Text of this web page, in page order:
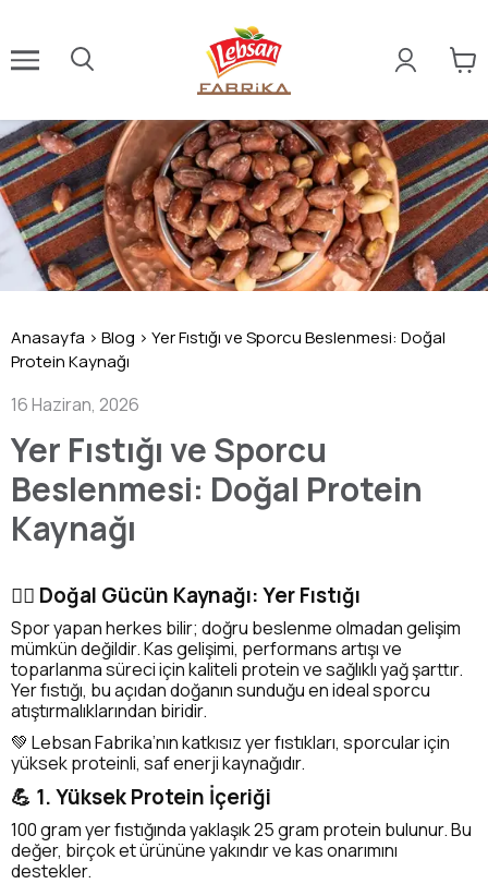
Anasayfa > Blog > Yer Fıstığı ve Sporcu Beslenmesi: Doğal
Protein Kaynağı
16 Haziran, 2026
Yer Fıstığı ve Sporcu
Beslenmesi: Doğal Protein
Kaynağı
🏋️‍♂️ Doğal Gücün Kaynağı: Yer Fıstığı
Spor yapan herkes bilir; doğru beslenme olmadan gelişim
mümkün değildir. Kas gelişimi, performans artışı ve
toparlanma süreci için kaliteli protein ve sağlıklı yağ şarttır.
Yer fıstığı, bu açıdan doğanın sunduğu en ideal sporcu
atıştırmalıklarından biridir.
💚 Lebsan Fabrika’nın katkısız yer fıstıkları, sporcular için
yüksek proteinli, saf enerji kaynağıdır.
💪 1. Yüksek Protein İçeriği
100 gram yer fıstığında yaklaşık 25 gram protein bulunur. Bu
değer, birçok et ürününe yakındır ve kas onarımını
destekler.